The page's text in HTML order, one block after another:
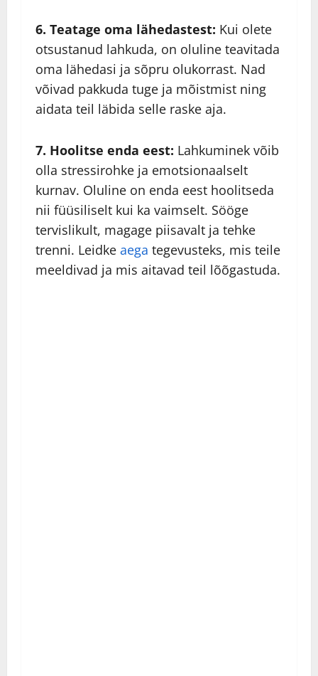
6. Teatage oma lähedastest: Kui olete
otsustanud lahkuda, on oluline teavitada
oma lähedasi ja sõpru olukorrast. Nad
võivad pakkuda tuge ja mõistmist ning
aidata teil läbida selle raske aja.
7. Hoolitse enda eest: Lahkuminek võib
olla stressirohke ja emotsionaalselt
kurnav. Oluline on enda eest hoolitseda
nii füüsiliselt kui ka vaimselt. Sööge
tervislikult, magage piisavalt ja tehke
trenni. Leidke aega tegevusteks, mis teile
meeldivad ja mis aitavad teil lõõgastuda.